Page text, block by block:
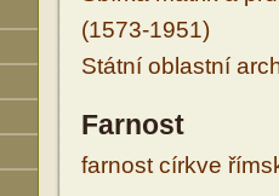
(1573-1951)
Státní oblastní
Farnost
farnost církve